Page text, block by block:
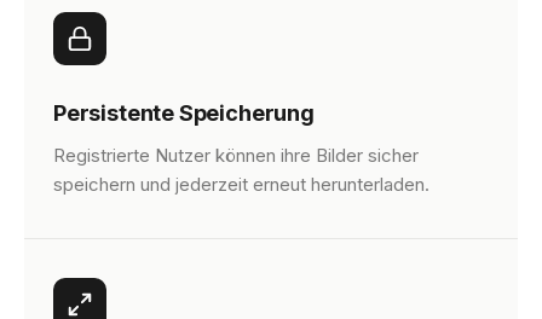
Persistente Speicherung
Registrierte Nutzer können ihre Bilder sicher
speichern und jederzeit erneut herunterladen.